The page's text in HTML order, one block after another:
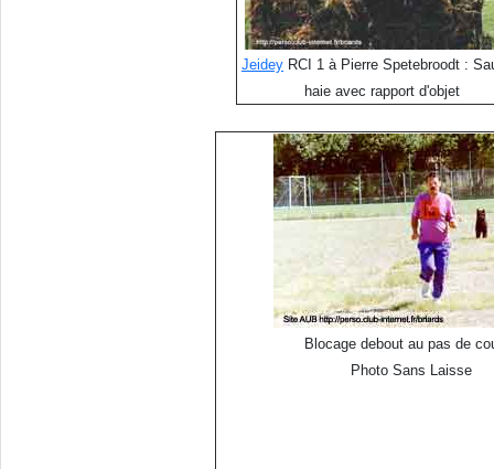
Jeidey RCI 1 à Pierre Spetebroodt :
haie avec rapport d'objet
Blocage debout au pas de
Photo Sans Laisse